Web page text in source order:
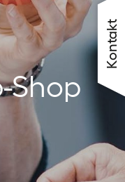
Shop
Kontakt